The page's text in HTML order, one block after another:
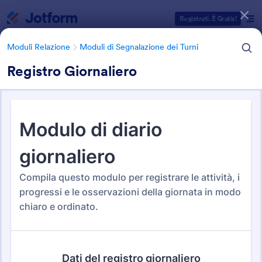
Registrati. È Gratis!
Moduli Relazione Moduli di Segnalazione dei Turni
Registro Giornaliero
Moduli Relazione Moduli di Segnalazione dei Turni
Moduli di Segnalazione dei
Turni
33 Template
Categorie Template Moduli